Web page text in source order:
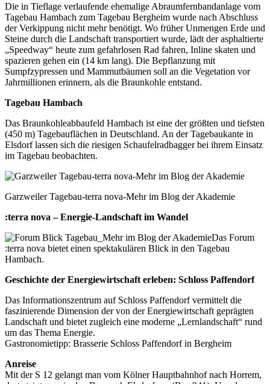
Die in Tieflage verlaufende ehemalige Abraumfernbandanlage vom
Tagebau Hambach zum Tagebau Bergheim wurde nach Abschluss
der Verkippung nicht mehr benötigt. Wo früher Unmengen Erde und
Steine durch die Landschaft transportiert wurde, lädt der asphaltierte
„Speedway“ heute zum gefahrlosen Rad fahren, Inline skaten und
spazieren gehen ein (14 km lang). Die Bepflanzung mit
Sumpfzypressen und Mammutbäumen soll an die Vegetation vor
Jahrmillionen erinnern, als die Braunkohle entstand.
Tagebau Hambach
Das Braunkohleabbaufeld Hambach ist eine der größten und tiefsten
(450 m) Tagebauflächen in Deutschland. An der Tagebaukante in
Elsdorf lassen sich die riesigen Schaufelradbagger bei ihrem Einsatz
im Tagebau beobachten.
Garzweiler Tagebau-terra nova-Mehr im Blog der Akademie
:terra nova – Energie-Landschaft im Wandel
Das Forum
:terra nova bietet einen spektakulären Blick in den Tagebau
Hambach.
Geschichte der Energiewirtschaft erleben: Schloss Paffendorf
Das Informationszentrum auf Schloss Paffendorf vermittelt die
faszinierende Dimension der von der Energiewirtschaft geprägten
Landschaft und bietet zugleich eine moderne „Lernlandschaft“ rund
um das Thema Energie.
Gastronomietipp: Brasserie Schloss Paffendorf in Bergheim
Anreise
Mit der S 12 gelangt man vom Kölner Hauptbahnhof nach Horrem,